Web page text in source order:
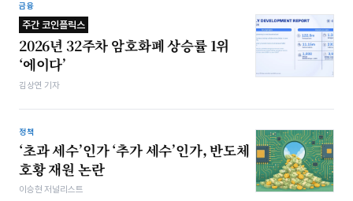
금융
주간 코인플릭스
2026년 32주차 암호화폐 상승률 1위
‘에이다’
김상연 기자
정책
‘초과 세수’인가 ‘추가 세수’인가, 반도체
호황 재원 논란
이승현 저널리스트